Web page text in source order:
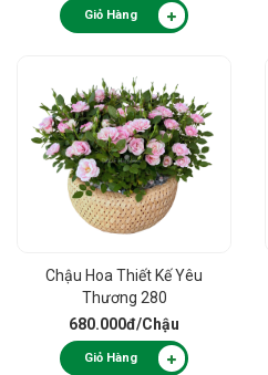
Giỏ Hàng
Chậu Hoa Thiết Kế Yêu
Thương 280
680.000đ/Chậu
Giỏ Hàng